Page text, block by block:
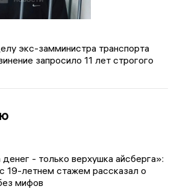
экс-замминистра транспорта
запросило 11 лет строгого
- только верхушка айсберга»:
19-летнем стажем рассказал о
мифов